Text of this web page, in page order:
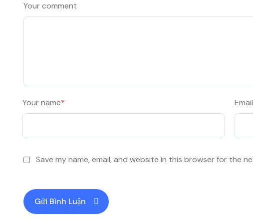
Your comment
Your name* Email
Save my name, email, and website in this browser for the